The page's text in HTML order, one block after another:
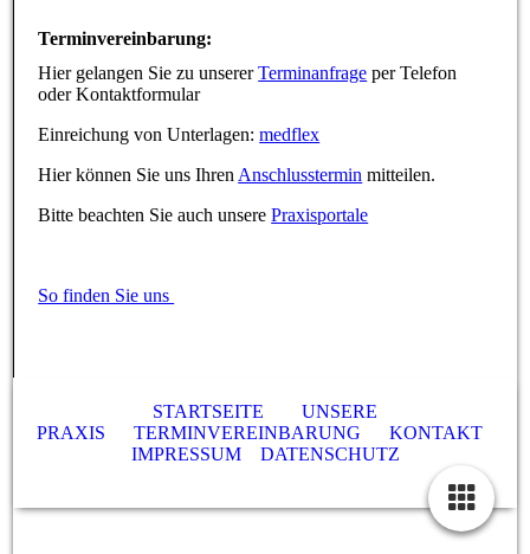
Terminvereinbarung:
Hier gelangen Sie zu unsererTerminanfrage per Telefon
oder Kontaktformular
Einreichung von Unterlagen:medflex
Hier können Sie uns Ihren Anschlusstermin mitteilen.
Bitte beachten Sie auch unserePraxisportale
So finden Sie uns
STARTSEITE
UNSERE
PRAXIS
TERMINVEREINBARUNG
KONTAKT
IMPRESSUM
DATENSCHUTZ